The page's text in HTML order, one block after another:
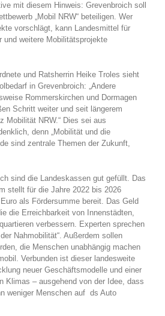
mit diesem Hinweis: Grevenbroich soll
„Mobil NRW“ beteiligen. Wer
vorschlägt, kann Landesmittel für
und weitere Mobilitätsprojekte
und Ratsherrin Heike Troles sieht
in Grevenbroich: „Andere
Rommerskirchen und Dormagen
Schritt weiter und seit längerem
Mobilität NRW.“ Dies sei aus
denn „Mobilität und die
sind zentrale Themen der Zukunft,
sind die Landeskassen gut gefüllt. Das
stellt für die Jahre 2022 bis 2026
als Fördersumme bereit. Das Geld
die Erreichbarkeit von Innenstädten,
verbessern. Experten sprechen
Nahmobilität“. Außerdem sollen
die Menschen unabhängig machen
Verbunden ist dieser landesweite
neuer Geschäftsmodelle und einer
Klimas – ausgehend von der Idee, dass
weniger Menschen auf ds Auto